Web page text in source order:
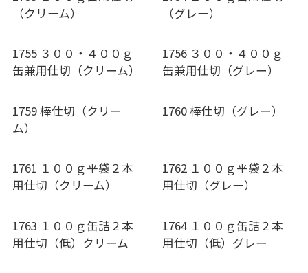
（クリーム）
（グレー）
1755 ３００・４００ｇ
缶兼用仕切（クリーム）
1756 ３００・４００ｇ
缶兼用仕切（グレー）
1759 棒仕切（クリー
ム）
1760 棒仕切（グレー）
1761 １００ｇ平袋２本
用仕切（クリーム）
1762 １００ｇ平袋２本
用仕切（グレー）
1763 １００ｇ缶詰２本
用仕切（低）クリーム
1764 １００ｇ缶詰２本
用仕切（低）グレー